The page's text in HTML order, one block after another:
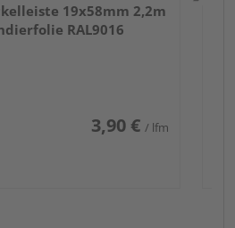
19x58mm 2,2m
RAL9016
3,90 € / lfm